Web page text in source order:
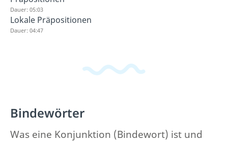
Dauer: 05:03
Lokale Präpositionen
Dauer: 04:47
Bindewörter
Was eine Konjunktion (Bindewort) ist und